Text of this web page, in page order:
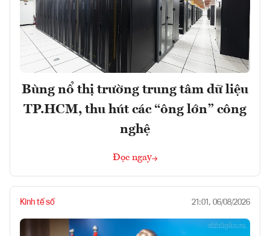
Bùng nổ thị trường trung tâm dữ liệu
TP.HCM, thu hút các “ông lớn” công
nghệ
Đọc ngay
Kinh tế số 21:01, 06/08/2026